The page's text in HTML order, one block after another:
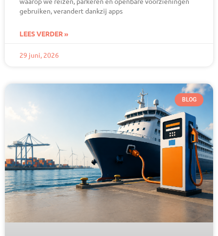
gebruiken, verandert dankzij apps
LEES VERDER »
29 juni, 2026
BLOG